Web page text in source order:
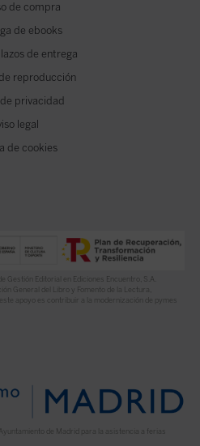
de compra
de ebooks
de entrega
reproducción
privacidad
legal
de cookies
Gestión Editorial en Ediciones Encuentro, S.A.
General del Libro y Fomento de la Lectura,
apoyo es contribuir a la modernización de pymes
de Madrid para la asistencia a ferias